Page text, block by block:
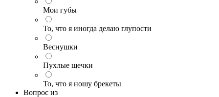
Мои губы
То, что я иногда делаю глупости
Веснушки
Пухлые щечки
То, что я ношу брекеты
Вопрос из